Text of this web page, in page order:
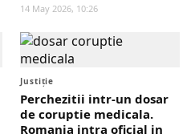
14 May 2026, 10:26
Justiţie
Perchezitii intr-un dosar
de coruptie medicala.
Romania intra oficial in